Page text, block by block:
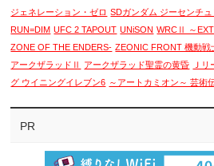
ジェネレーション・ゼロ SDガンダム ジーセンチュ
RUN=DIM UFC 2 TAPOUT UNiSON WRCⅡ ～
ZONE OF THE ENDERS- ZEONIC FRONT 機動戦
アークザラッドⅡ
アークザラッド聖霊の黄昏 Ｊ
グ ウイニングイレブン6 ～アートカミオン～ 芸術
PR